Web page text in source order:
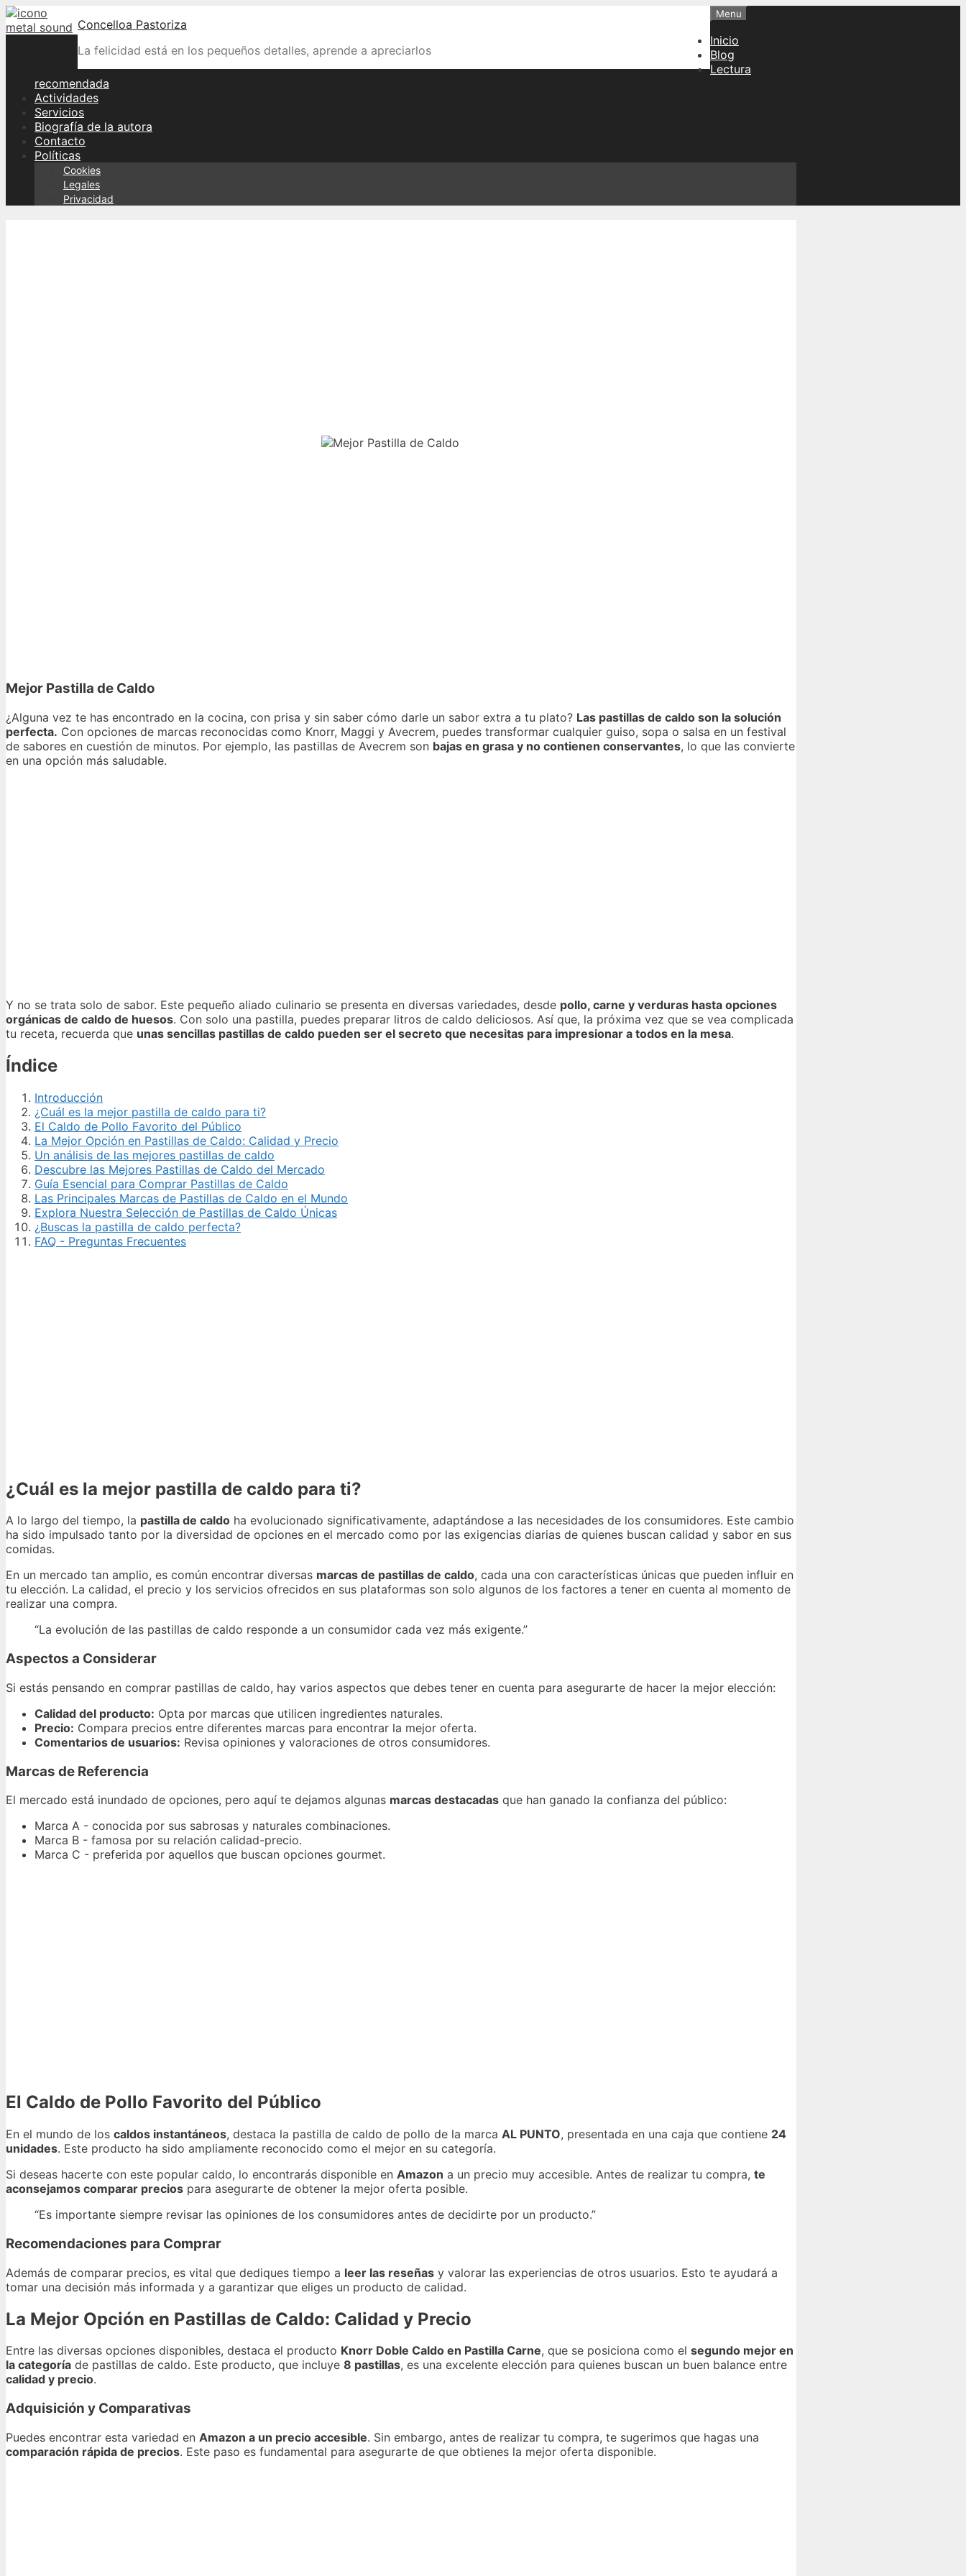
Skip
to
Concelloa Pastoriza
La felicidad está en los pequeños detalles, aprende a apreciarlos
Menu
Inicio
Blog
Lectura
recomendada
Actividades
Servicios
Biografía de la autora
Contacto
Políticas
Cookies
Legales
Privacidad
Mejor Pastilla de Caldo
¿Alguna vez te has encontrado en la cocina, con prisa y sin saber cómo darle un sabor extra a tu plato? Las pastillas de caldo son la solución
perfecta. Con opciones de marcas reconocidas como Knorr, Maggi y Avecrem, puedes transformar cualquier guiso, sopa o salsa en un festival
de sabores en cuestión de minutos. Por ejemplo, las pastillas de Avecrem son bajas en grasa y no contienen conservantes, lo que las convierte
en una opción más saludable.
Y no se trata solo de sabor. Este pequeño aliado culinario se presenta en diversas variedades, desde pollo, carne y verduras hasta opciones
orgánicas de caldo de huesos. Con solo una pastilla, puedes preparar litros de caldo deliciosos. Así que, la próxima vez que se vea complicada
tu receta, recuerda que unas sencillas pastillas de caldo pueden ser el secreto que necesitas para impresionar a todos en la mesa.
Índice
Introducción
¿Cuál es la mejor pastilla de caldo para ti?
El Caldo de Pollo Favorito del Público
La Mejor Opción en Pastillas de Caldo: Calidad y Precio
Un análisis de las mejores pastillas de caldo
Descubre las Mejores Pastillas de Caldo del Mercado
Guía Esencial para Comprar Pastillas de Caldo
Las Principales Marcas de Pastillas de Caldo en el Mundo
Explora Nuestra Selección de Pastillas de Caldo Únicas
¿Buscas la pastilla de caldo perfecta?
FAQ - Preguntas Frecuentes
¿Cuál es la mejor pastilla de caldo para ti?
A lo largo del tiempo, la pastilla de caldo ha evolucionado significativamente, adaptándose a las necesidades de los consumidores. Este cambio
ha sido impulsado tanto por la diversidad de opciones en el mercado como por las exigencias diarias de quienes buscan calidad y sabor en sus
comidas.
En un mercado tan amplio, es común encontrar diversas marcas de pastillas de caldo, cada una con características únicas que pueden influir en
tu elección. La calidad, el precio y los servicios ofrecidos en sus plataformas son solo algunos de los factores a tener en cuenta al momento de
realizar una compra.
“La evolución de las pastillas de caldo responde a un consumidor cada vez más exigente.”
Aspectos a Considerar
Si estás pensando en comprar pastillas de caldo, hay varios aspectos que debes tener en cuenta para asegurarte de hacer la mejor elección:
Calidad del producto: Opta por marcas que utilicen ingredientes naturales.
Precio: Compara precios entre diferentes marcas para encontrar la mejor oferta.
Comentarios de usuarios: Revisa opiniones y valoraciones de otros consumidores.
Marcas de Referencia
El mercado está inundado de opciones, pero aquí te dejamos algunas marcas destacadas que han ganado la confianza del público:
Marca A - conocida por sus sabrosas y naturales combinaciones.
Marca B - famosa por su relación calidad-precio.
Marca C - preferida por aquellos que buscan opciones gourmet.
El Caldo de Pollo Favorito del Público
En el mundo de los caldos instantáneos, destaca la pastilla de caldo de pollo de la marca AL PUNTO, presentada en una caja que contiene 24
unidades. Este producto ha sido ampliamente reconocido como el mejor en su categoría.
Si deseas hacerte con este popular caldo, lo encontrarás disponible en Amazon a un precio muy accesible. Antes de realizar tu compra, te
aconsejamos comparar precios para asegurarte de obtener la mejor oferta posible.
“Es importante siempre revisar las opiniones de los consumidores antes de decidirte por un producto.”
Recomendaciones para Comprar
Además de comparar precios, es vital que dediques tiempo a leer las reseñas y valorar las experiencias de otros usuarios. Esto te ayudará a
tomar una decisión más informada y a garantizar que eliges un producto de calidad.
La Mejor Opción en Pastillas de Caldo: Calidad y Precio
Entre las diversas opciones disponibles, destaca el producto Knorr Doble Caldo en Pastilla Carne, que se posiciona como el segundo mejor en
la categoría de pastillas de caldo. Este producto, que incluye 8 pastillas, es una excelente elección para quienes buscan un buen balance entre
calidad y precio.
Adquisición y Comparativas
Puedes encontrar esta variedad en Amazon a un precio accesible. Sin embargo, antes de realizar tu compra, te sugerimos que hagas una
comparación rápida de precios. Este paso es fundamental para asegurarte de que obtienes la mejor oferta disponible.